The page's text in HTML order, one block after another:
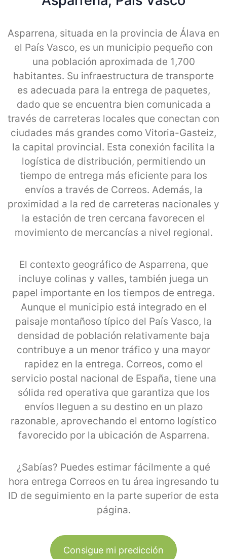
Asparrena, situada en la provincia de Álava en
el País Vasco, es un municipio pequeño con
una población aproximada de 1,700
habitantes. Su infraestructura de transporte
es adecuada para la entrega de paquetes,
dado que se encuentra bien comunicada a
través de carreteras locales que conectan con
ciudades más grandes como Vitoria-Gasteiz,
la capital provincial. Esta conexión facilita la
logística de distribución, permitiendo un
tiempo de entrega más eficiente para los
envíos a través de Correos. Además, la
proximidad a la red de carreteras nacionales y
la estación de tren cercana favorecen el
movimiento de mercancías a nivel regional.
El contexto geográfico de Asparrena, que
incluye colinas y valles, también juega un
papel importante en los tiempos de entrega.
Aunque el municipio está integrado en el
paisaje montañoso típico del País Vasco, la
densidad de población relativamente baja
contribuye a un menor tráfico y una mayor
rapidez en la entrega. Correos, como el
servicio postal nacional de España, tiene una
sólida red operativa que garantiza que los
envíos lleguen a su destino en un plazo
razonable, aprovechando el entorno logístico
favorecido por la ubicación de Asparrena.
¿Sabías? Puedes estimar fácilmente a qué
hora entrega Correos en tu área ingresando tu
ID de seguimiento en la parte superior de esta
página.
Consigue mi predicción